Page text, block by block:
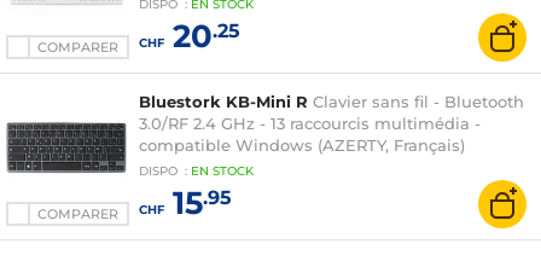
COMPARER
DISPO : EN STOCK
CHF20.25
COMPARER
Bluestork KB-Mini R Clavier sans fil - Bluetooth
3.0/RF 2.4 GHz - 13 raccourcis multimédia -
compatible Windows (AZERTY, Français)
DISPO : EN STOCK
CHF15.95